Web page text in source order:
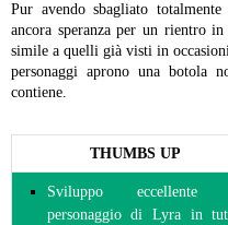
Pur avendo sbagliato
ancora speranza per un rientro
simile a quelli già visti in
personaggi aprono una botola
contiene.
THUMBS UP
Sviluppo eccellente
personaggio di Lyra in